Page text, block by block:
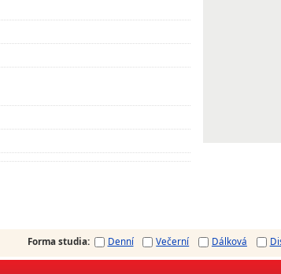
Forma studia: Denní Večerní Dálková